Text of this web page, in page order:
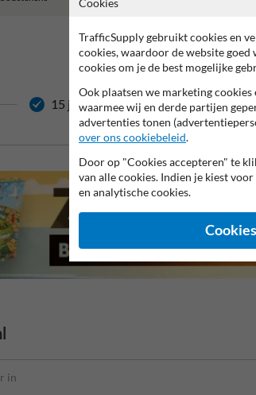
15 jaar garantie op reflecterende folie
TrafficSupply gebruikt cookies en
cookies, waardoor de website
cookies om je de best mogelijke
Ook plaatsen we marketing
waarmee wij en derde partijen
advertenties tonen
over ons cookiebeleid.
Door op "Cookies accepteren" te
van alle cookies. Indien je kiest voor
en analytische cookies.